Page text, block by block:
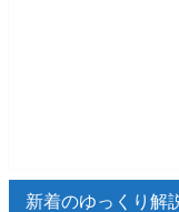
新着のゆっくり解